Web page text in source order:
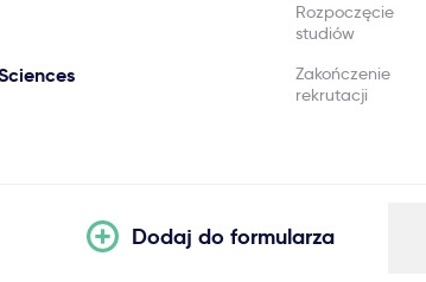
Rozpoczęcie
studiów
Zakończenie
rekrutacji
Dodaj do formularza